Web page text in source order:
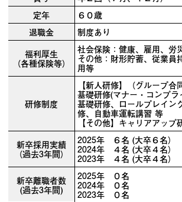
定年
６０歳
退職金
制度あり
福利厚生
（各種保険等）
社会保険：健康、雇用、労
その他：財形貯蓄、従業員
用等
研修制度
【新人研修】（グループ合
基礎研修(マナー・コンプ
基礎研修、ロールプレイン
修、自動車運転講習 等
【その他】キャリアアッ
新卒採用実績
（過去3年間）
2025年 ６名 (大卒６名）
2024年 ４名 (大卒４名）
2023年 ４名 (大卒４名）
新卒離職者数
(過去3年間)
2025年 ０名
2024年 ０名
2023年 ０名